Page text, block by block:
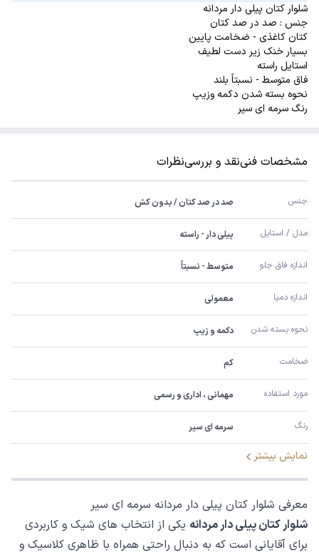
شلوار کتان پیلی دار مردانه
جنس : صد در صد کتان
کتان کاغذی - ضخامت پایین
بسیار خنک زیر دست لطیف
استایل راسته
فاق متوسط - نسبتاً بلند
نحوه بسته شدن دکمه وزیپ
رنگ سرمه ای سیر
مشخصات فنینقد و بررسینظرات
جنس صد در صد کتان / بدون کش
مدل / استایل پیلی دار - راسته
اندازه فاق جلو متوسط - نسبتاً
اندازه دمپا معمولی
نحوه بسته شدن دکمه و زیپ
ضخامت کم
مورد استفاده مهمانی ، اداری و رسمی
رنگ سرمه ای سیر
نمایش بیشتر
معرفی شلوار کتان پیلی دار مردانه سرمه ای سیر
شلوار کتان پیلی دار مردانه یکی از انتخاب های شیک و کاربردی
برای آقایانی است که به دنبال راحتی همراه با ظاهری کلاسیک و